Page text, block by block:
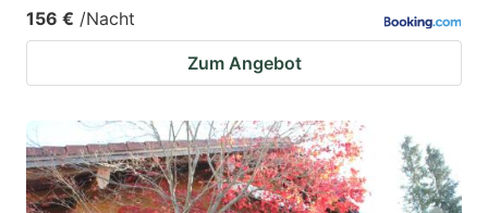
156 € /Nacht
Zum Angebot